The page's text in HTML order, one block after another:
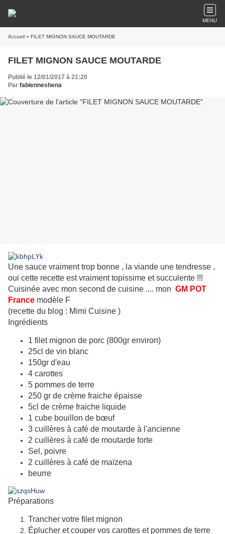
MENU
Accueil » FILET MIGNON SAUCE MOUTARDE
FILET MIGNON SAUCE MOUTARDE
Publié le 12/01/2017 à 21:20
Par fabienneshena
Une sauce vraiment trop bonne , la viande une tendresse ,
oui cette recette est vraiment topissime et succulente !!!
Cuisinée avec mon second de cuisine .... mon GM POT
France modèle F
(recette du blog : Mimi Cuisine )
Ingrédients
1 filet mignon de porc (800gr environ)
25cl de vin blanc
150gr d'eau
4 carottes
5 pommes de terre
250 gr de crème fraiche épaisse
5cl de crème fraiche liquide
1 cube bouillon de bœuf
3 cuillères à café de moutarde à l'ancienne
2 cuillères à café de moutarde forte
Sel, poivre
2 cuillères à café de maïzena
beurre
Préparations
Trancher votre filet mignon
Éplucher et couper vos carottes et pommes de terre